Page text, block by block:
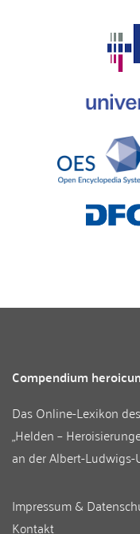
Compendium
Das Online-Lexikon des
„Helden –
an derAlbert-
Impressum &
Kontakt